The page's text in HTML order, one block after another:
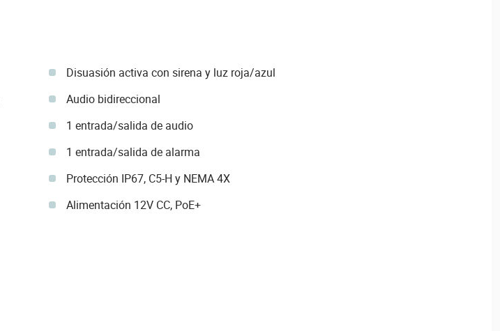
Disuasión activa con sirena y luz roja/azul
Audio bidireccional
1 entrada/salida de audio
1 entrada/salida de alarma
Protección IP67, C5-H y NEMA 4X
Alimentación 12V CC, PoE+